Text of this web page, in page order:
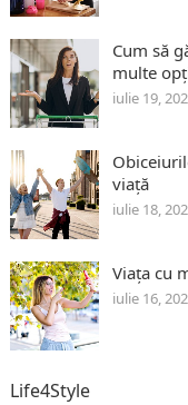
Cum să
multe
iulie 19,
viață
iulie 18,
Viața cu
iulie 16,
Life4Style